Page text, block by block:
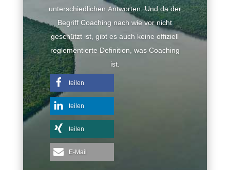
unterschiedlichen Antworten. Und da der
Begriff Coaching nach wie vor nicht
geschützt ist, gibt es auch keine offiziell
reglementierte Definition, was Coaching
ist.
teilen
teilen
teilen
E-Mail